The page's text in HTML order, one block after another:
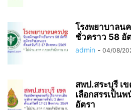
โรงพยาบาลน
ชั่วคราว 58 อั
admin - 04/08/
สพป.สระบุรี เ
เลือกสรรเป็น
อัตรา